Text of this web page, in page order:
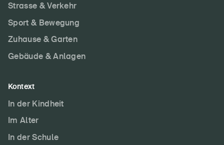
Strasse & Verkehr
Sport & Bewegung
Zuhause & Garten
Gebäude & Anlagen
Kontext
In der Kindheit
Im Alter
In der Schule